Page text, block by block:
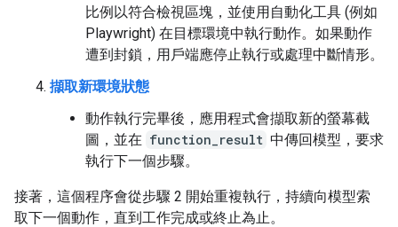
比例以符合檢視區塊，並使用自動化工具 (例如
Playwright) 在目標環境中執行動作。如果動作
遭到封鎖，用戶端應停止執行或處理中斷情形。
擷取新環境狀態
動作執行完畢後，應用程式會擷取新的螢幕截
圖，並在 function_result 中傳回模型，要求
執行下一個步驟。
接著，這個程序會從步驟 2 開始重複執行，持續向模型索
取下一個動作，直到工作完成或終止為止。